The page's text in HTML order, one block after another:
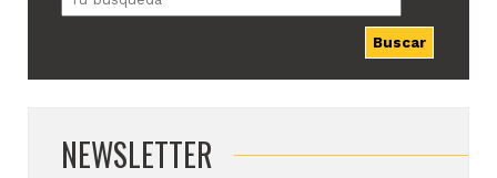
Buscar
NEWSLETTER